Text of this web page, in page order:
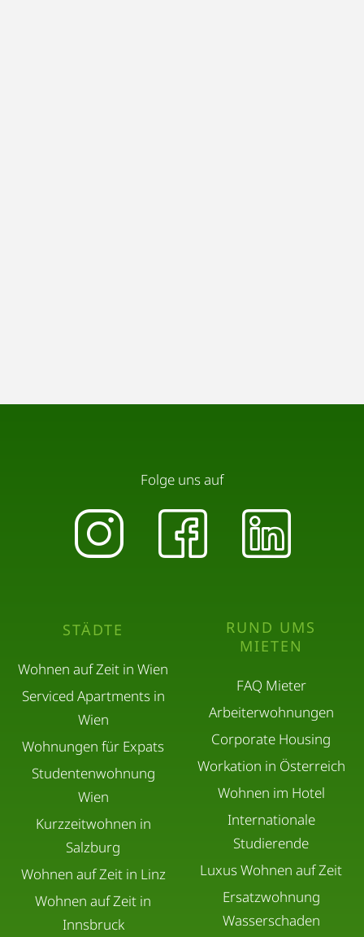
STÄDTE
Wohnen auf Zeit in Wien
Serviced Apartments in
Wien
Wohnungen für Expats
Studentenwohnung
Wien
Kurzzeitwohnen in
Salzburg
Wohnen auf Zeit in Linz
Wohnen auf Zeit in
Innsbruck
RUND UMS
MIETEN
FAQ Mieter
Arbeiterwohnungen
Corporate Housing
Workation in Österreich
Wohnen im Hotel
Internationale
Studierende
Luxus Wohnen auf Zeit
Ersatzwohnung
Wasserschaden
Folge uns auf